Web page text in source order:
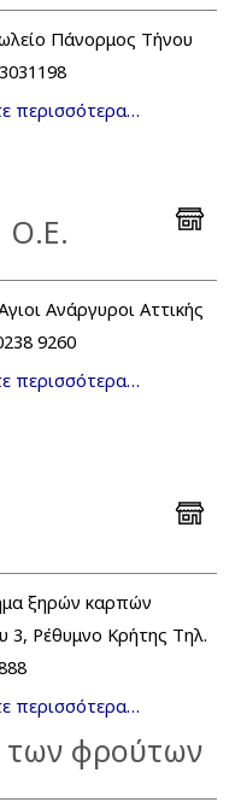
Πάνορμος Τήνου
περισσότερα…
Ο.Ε.
Ανάργυροι Αττικής
9260
περισσότερα…
ξηρών καρπών
3, Ρέθυμνο Κρήτης Τηλ.
περισσότερα…
των φρούτων